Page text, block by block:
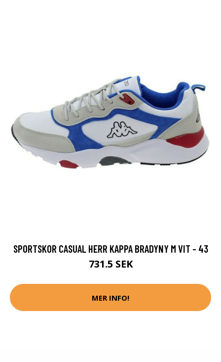
SPORTSKOR CASUAL HERR KAPPA BRADYNY M VIT - 43
731.5 SEK
MER INFO!